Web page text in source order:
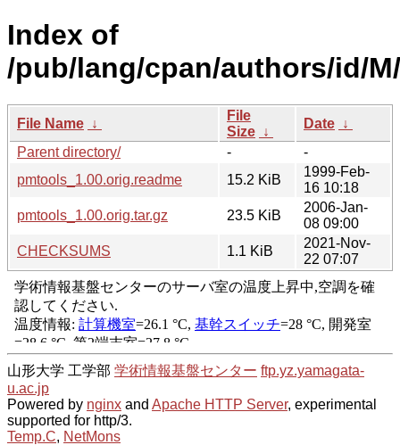
Index of
/pub/lang/cpan/authors/id/
File Name ↓
File
Size ↓
Date ↓
Parent directory/
-
-
pmtools_1.00.orig.readme
15.2 KiB
1999-Feb-
16 10:18
pmtools_1.00.orig.tar.gz
23.5 KiB
2006-Jan-
08 09:00
CHECKSUMS
1.1 KiB
2021-Nov-
22 07:07
山形大学 工学部 学術情報基盤センター ftp.yz.yamagata-
u.ac.jp
Powered by nginx and Apache HTTP Server, experimental
supported for http/3.
Temp.C, NetMons